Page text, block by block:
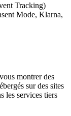
Tracking)
Mode, Klarna,
montrer des
sur des sites
les services tiers